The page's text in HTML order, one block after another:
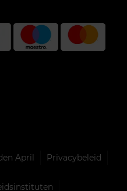
April
Privacybeleid